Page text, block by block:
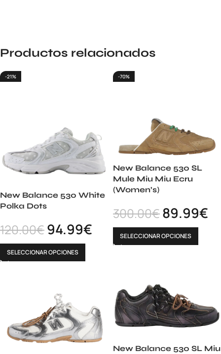
Productos relacionados
-21%
New Balance 530 White
Polka Dots
120.00€94.99€
SELECCIONAR OPCIONES
-70%
New Balance 530 SL
Mule Miu Miu Ecru
(Women’s)
300.00€89.99€
SELECCIONAR OPCIONES
New Balance 530 SL Miu